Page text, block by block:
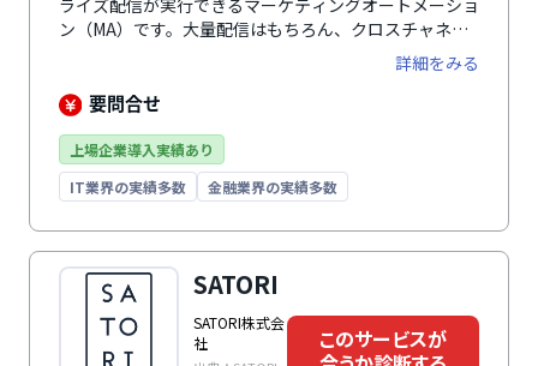
ライズ配信が実行できるマーケティングオートメーショ
ン（MA）です。大量配信はもちろん、クロスチャネル
詳細をみる
要問合せ
上場企業導入実績あり
IT業界の実績多数
金融業界の実績多数
SATORI
SATORI株式会
社
このサービスが